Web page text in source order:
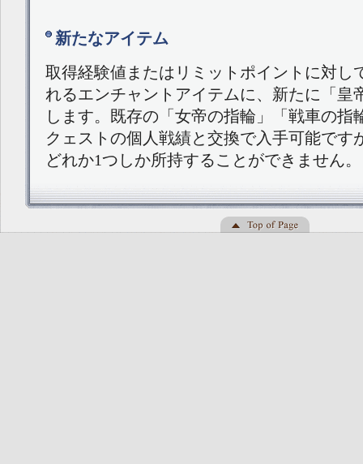
新たなアイテム
取得経験値またはリミットポイントに対し
れるエンチャントアイテムに、新たに「皇
します。既存の「女帝の指輪」「戦車の指
クェストの個人戦績と交換で入手可能です
どれか1つしか所持することができません。